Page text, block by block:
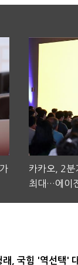
카카오, 2분
최대…에이
래, 국힘 '역선택'